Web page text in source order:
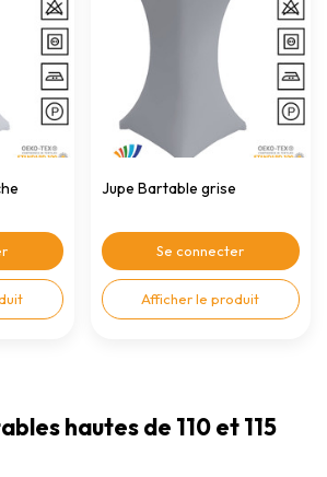
Jupe Bartable grise
Se connecter
Afficher le produit
hautes de 110 et 115